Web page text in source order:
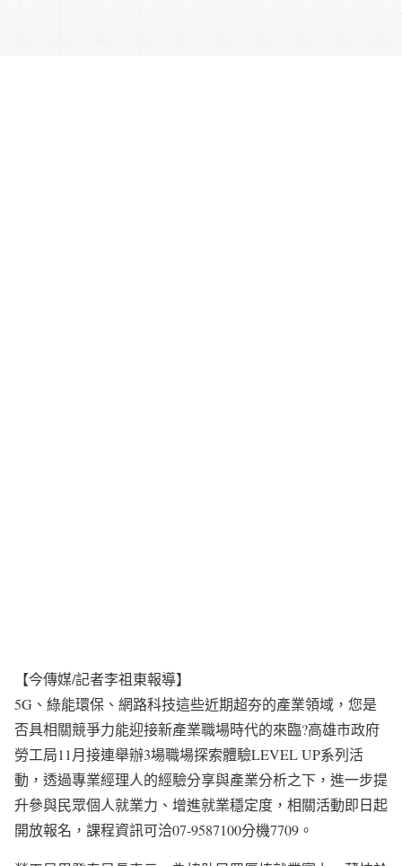
【今傳媒/記者李祖東報導】
5G、綠能環保、網路科技這些近期超夯的產業領域，您是
否具相關競爭力能迎接新產業職場時代的來臨?高雄市政府
勞工局11月接連舉辦3場職場探索體驗LEVEL UP系列活
動，透過專業經理人的經驗分享與產業分析之下，進一步提
升參與民眾個人就業力、增進就業穩定度，相關活動即日起
開放報名，課程資訊可洽07-9587100分機7709。